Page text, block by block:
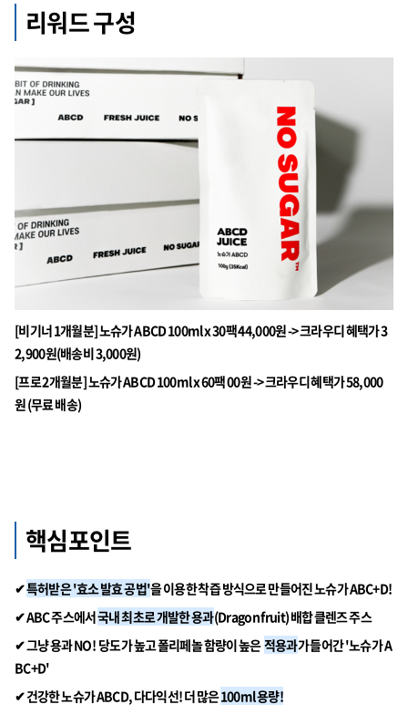
리워드 구성
[비기너 1개월분] 노슈가 ABCD 100ml x 30팩 44,000원 -> 크라우디 혜택가 3
2,900원(배송비 3,000원)
[프로 2개월분] 노슈가 ABCD 100ml x 60팩 00원 -> 크라우디 혜택가 58,000
원 (무료 배송)
핵심포인트
✔특허받은 '효소 발효 공법'을 이용한 착즙 방식으로 만들어진 노슈가 ABC+D!
✔ABC 주스에서국내 최초로 개발한 용과(Dragon fruit) 배합 클렌즈 주스
✔ 그냥 용과 NO! 당도가 높고 폴리페놀 함량이 높은적용과가 들어간 '노슈가 A
BC+D'
✔건강한 노슈가 ABCD, 다다익선! 더 많은100ml 용량!